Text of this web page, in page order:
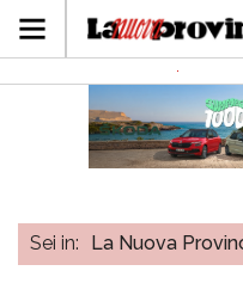
Sei in: La Nuova